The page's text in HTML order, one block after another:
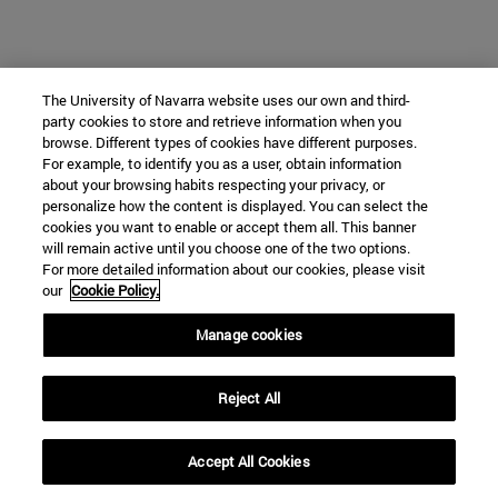
The University of Navarra website uses our own and third-
party cookies to store and retrieve information when you
browse. Different types of cookies have different purposes.
For example, to identify you as a user, obtain information
about your browsing habits respecting your privacy, or
personalize how the content is displayed. You can select the
cookies you want to enable or accept them all. This banner
will remain active until you choose one of the two options.
For more detailed information about our cookies, please visit
our Cookie Policy.
Manage cookies
Reject All
Accept All Cookies